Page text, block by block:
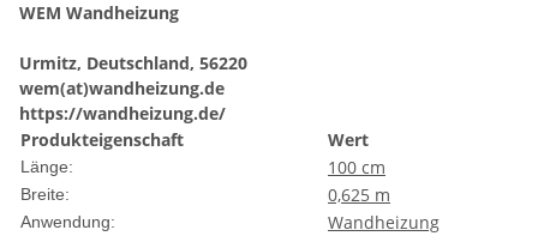
WEM Wandheizung
Urmitz, Deutschland, 56220
wem(at)wandheizung.de
https://wandheizung.de/
Produkteigenschaft
Wert
Länge: 100 cm
Breite: 0,625 m
Anwendung: Wandheizung